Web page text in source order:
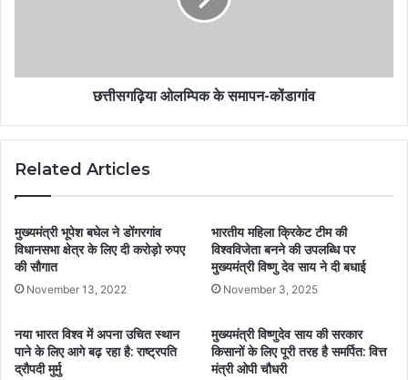
छत्तीसगढ़िया ओलम्पिक के समापन-कोंडागांव
Related Articles
मुख्यमंत्री भूपेश बघेल ने डोंगरगांव
विधानसभा क्षेत्र के लिए दी करोड़ो रुपए
की सौगात
November 13, 2022
भारतीय महिला क्रिकेट टीम की
विश्वविजेता बनने की उपलब्धि पर
मुख्यमंत्री विष्णु देव साय ने दी बधाई
November 3, 2025
नया भारत विश्व में अपना उचित स्थान
पाने के लिए आगे बढ़ रहा है: राष्ट्रपति
द्रौपदी मुर्मु
मुख्यमंत्री विष्णुदेव साय की सरकार
किसानों के लिए पूरी तरह है समर्पित: वित्त
मंत्री ओपी चौधरी